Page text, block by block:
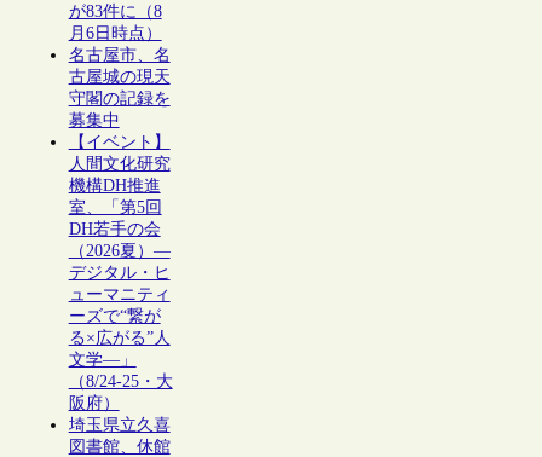
が83件に（8
月6日時点）
名古屋市、名
古屋城の現天
守閣の記録を
募集中
【イベント】
人間文化研究
機構DH推進
室、「第5回
DH若手の会
（2026夏）―
デジタル・ヒ
ューマニティ
ーズで“繋が
る×広がる”人
文学―」
（8/24-25・大
阪府）
埼玉県立久喜
図書館、休館